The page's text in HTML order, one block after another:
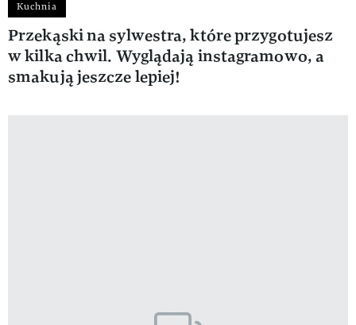
Kuchnia
Przekąski na sylwestra, które przygotujesz
w kilka chwil. Wyglądają instagramowo, a
smakują jeszcze lepiej!